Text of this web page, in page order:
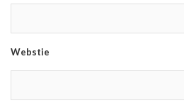
Webstie